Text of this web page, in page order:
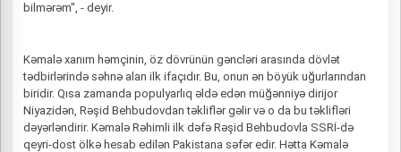
bilmərəm", - deyir.
Kəmalə xanım həmçinin, öz dövrünün gəncləri arasında dövlət
tədbirlərində səhnə alan ilk ifaçıdır. Bu, onun ən böyük uğurlarından
biridir. Qısa zamanda populyarlıq əldə edən müğənniyə dirijor
Niyazidən, Rəşid Behbudovdan təkliflər gəlir və o da bu təklifləri
dəyərləndirir. Kəmalə Rəhimli ilk dəfə Rəşid Behbudovla SSRİ-də
qeyri-dost ölkə hesab edilən Pakistana səfər edir. Hətta Kəmalə